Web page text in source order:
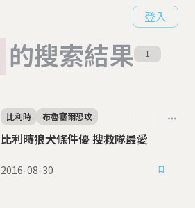
登入
的搜索結果 1
比利時狼犬條件優 搜救隊最愛
比利時 布魯塞爾恐攻
2016-08-30